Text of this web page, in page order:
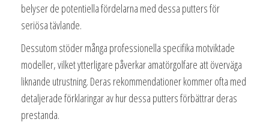
belyser de potentiella fördelarna med dessa putters för
seriösa tävlande.
Dessutom stöder många professionella specifika motviktade
modeller, vilket ytterligare påverkar amatörgolfare att överväga
liknande utrustning. Deras rekommendationer kommer ofta med
detaljerade förklaringar av hur dessa putters förbättrar deras
prestanda.